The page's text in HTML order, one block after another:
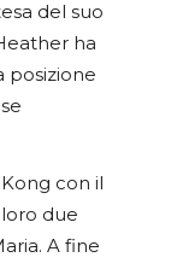
del suo
ha
posizione
con il
due
A fine